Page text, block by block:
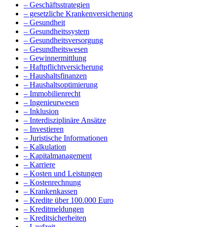
– Geschäftsstrategien
– gesetzliche Krankenversicherung
– Gesundheit
– Gesundheitssystem
– Gesundheitsversorgung
– Gesundheitswesen
– Gewinnermittlung
– Haftpflichtversicherung
– Haushaltsfinanzen
– Haushaltsoptimierung
– Immobilienrecht
– Ingenieurwesen
– Inklusion
– Interdisziplinäre Ansätze
– Investieren
– Juristische Informationen
– Kalkulation
– Kapitalmanagement
– Karriere
– Kosten und Leistungen
– Kostenrechnung
– Krankenkassen
– Kredite über 100.000 Euro
– Kreditmeldungen
– Kreditsicherheiten